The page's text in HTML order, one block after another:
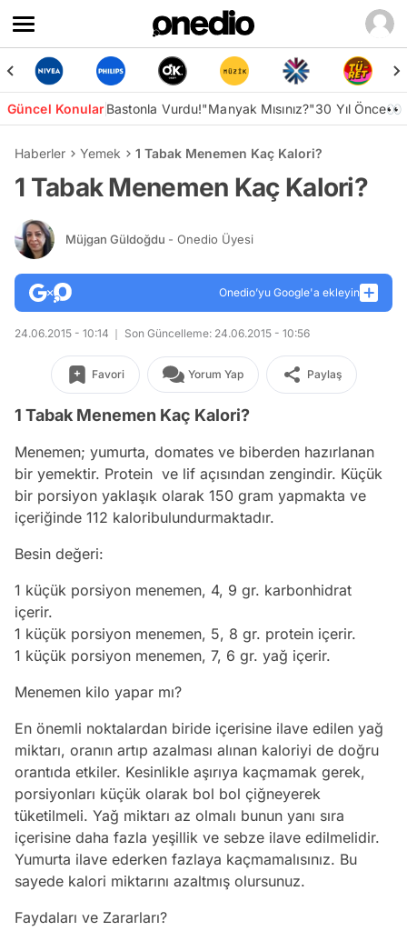
Güncel KonularBastonla Vurdu!"Manyak Mısınız?"30 Yıl Önce👀
Haberler Yemek 1 Tabak Menemen Kaç Kalori?
1 Tabak Menemen Kaç Kalori?
Müjgan Güldoğdu - Onedio Üyesi
Onedio’yu Google'a ekleyin
24.06.2015 - 10:14 Son Güncelleme: 24.06.2015 - 10:56
Favori Yorum Yap Paylaş
1 Tabak Menemen Kaç Kalori?
Menemen; yumurta, domates ve biberden hazırlanan
bir yemektir. Protein ve lif açısından zengindir. Küçük
bir porsiyon yaklaşık olarak 150 gram yapmakta ve
içeriğinde 112 kaloribulundurmaktadır.
Besin değeri:
1 küçük porsiyon menemen, 4, 9 gr. karbonhidrat
içerir.
1 küçük porsiyon menemen, 5, 8 gr. protein içerir.
1 küçük porsiyon menemen, 7, 6 gr. yağ içerir.
Menemen kilo yapar mı?
En önemli noktalardan biride içerisine ilave edilen yağ
miktarı, oranın artıp azalması alınan kaloriyi de doğru
orantıda etkiler. Kesinlikle aşırıya kaçmamak gerek,
porsiyonları küçük olarak bol bol çiğneyerek
tüketilmeli. Yağ miktarı az olmalı bunun yanı sıra
içerisine daha fazla yeşillik ve sebze ilave edilmelidir.
Yumurta ilave ederken fazlaya kaçmamalısınız. Bu
sayede kalori miktarını azaltmış olursunuz.
Faydaları ve Zararları?